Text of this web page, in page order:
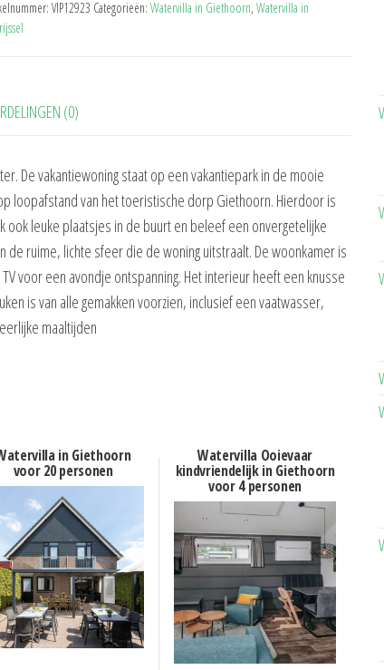
VIP12923 Categorieën: Watervilla in Giethoorn, Watervilla in
(0)
De vakantiewoning staat op een vakantiepark in de mooie
loopafstand van het toeristische dorp Giethoorn. Hierdoor is
leuke plaatsjes in de buurt en beleef een onvergetelijke
de ruime, lichte sfeer die de woning uitstraalt. De woonkamer is
voor een avondje ontspanning. Het interieur heeft een knusse
is van alle gemakken voorzien, inclusief een vaatwasser,
maaltijden
in Giethoorn
voor 20 personen
Watervilla Ooievaar
kindvriendelijk in Giethoorn
voor 4 personen